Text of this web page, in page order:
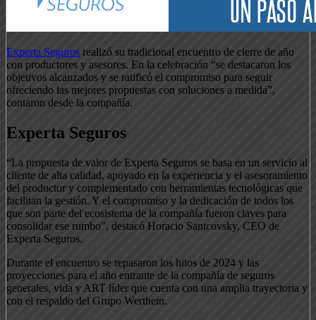
Experta Seguros realizó su tradicional encuentro de cierre de año
con productores y asesores. En la celebración “se destacaron los
objetivos alcanzados y se ratificó el compromiso para seguir
ofreciendo las mejores propuestas con soluciones a medida”,
contaron desde la compañía.
Experta Seguros
“La propuesta de valor de Experta Seguros se basa en un servicio al
cliente de alta calidad, apoyado en la experiencia y el asesoramiento
del productor y complementado con herramientas tecnológicas que
facilitan la gestión. Y el compromiso y la dedicación de todos los
que son parte del ecosistema de la compañía fueron claves para
consolidar ese rumbo”, destacó Horacio Santcovsky, CEO de
Experta Seguros.
Durante el encuentro se repasaron los hitos de 2024 y las
proyecciones para el año entrante de la compañía de seguros
generales, vida y ART líder que cuenta con una amplia trayectoria y
con el respaldo del Grupo Werthein.